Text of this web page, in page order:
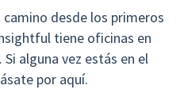
desde los primeros
tiene oficinas en
alguna vez estás en el
por aquí.